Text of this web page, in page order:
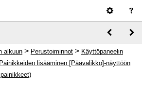
alkuun > Perustoiminnot > Käyttöpaneelin
Painikkeiden lisääminen [Päävalikko]-näyttöön